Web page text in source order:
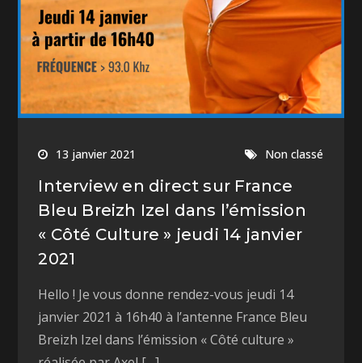
13 janvier 2021 Non classé
Interview en direct sur France
Bleu Breizh Izel dans l’émission
« Côté Culture » jeudi 14 janvier
2021
Hello ! Je vous donne rendez-vous jeudi 14
janvier 2021 à 16h40 à l’antenne France Bleu
Breizh Izel dans l’émission « Côté culture »